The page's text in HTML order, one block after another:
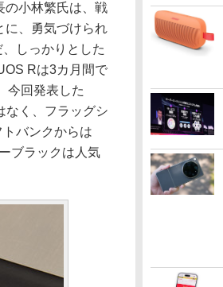
の小林繁氏は、戦
に、勇気づけられ
しっかりとした
Rは3カ月間で
今回発表した
なく、フラッグシ
バンクからは
ブラックは人気